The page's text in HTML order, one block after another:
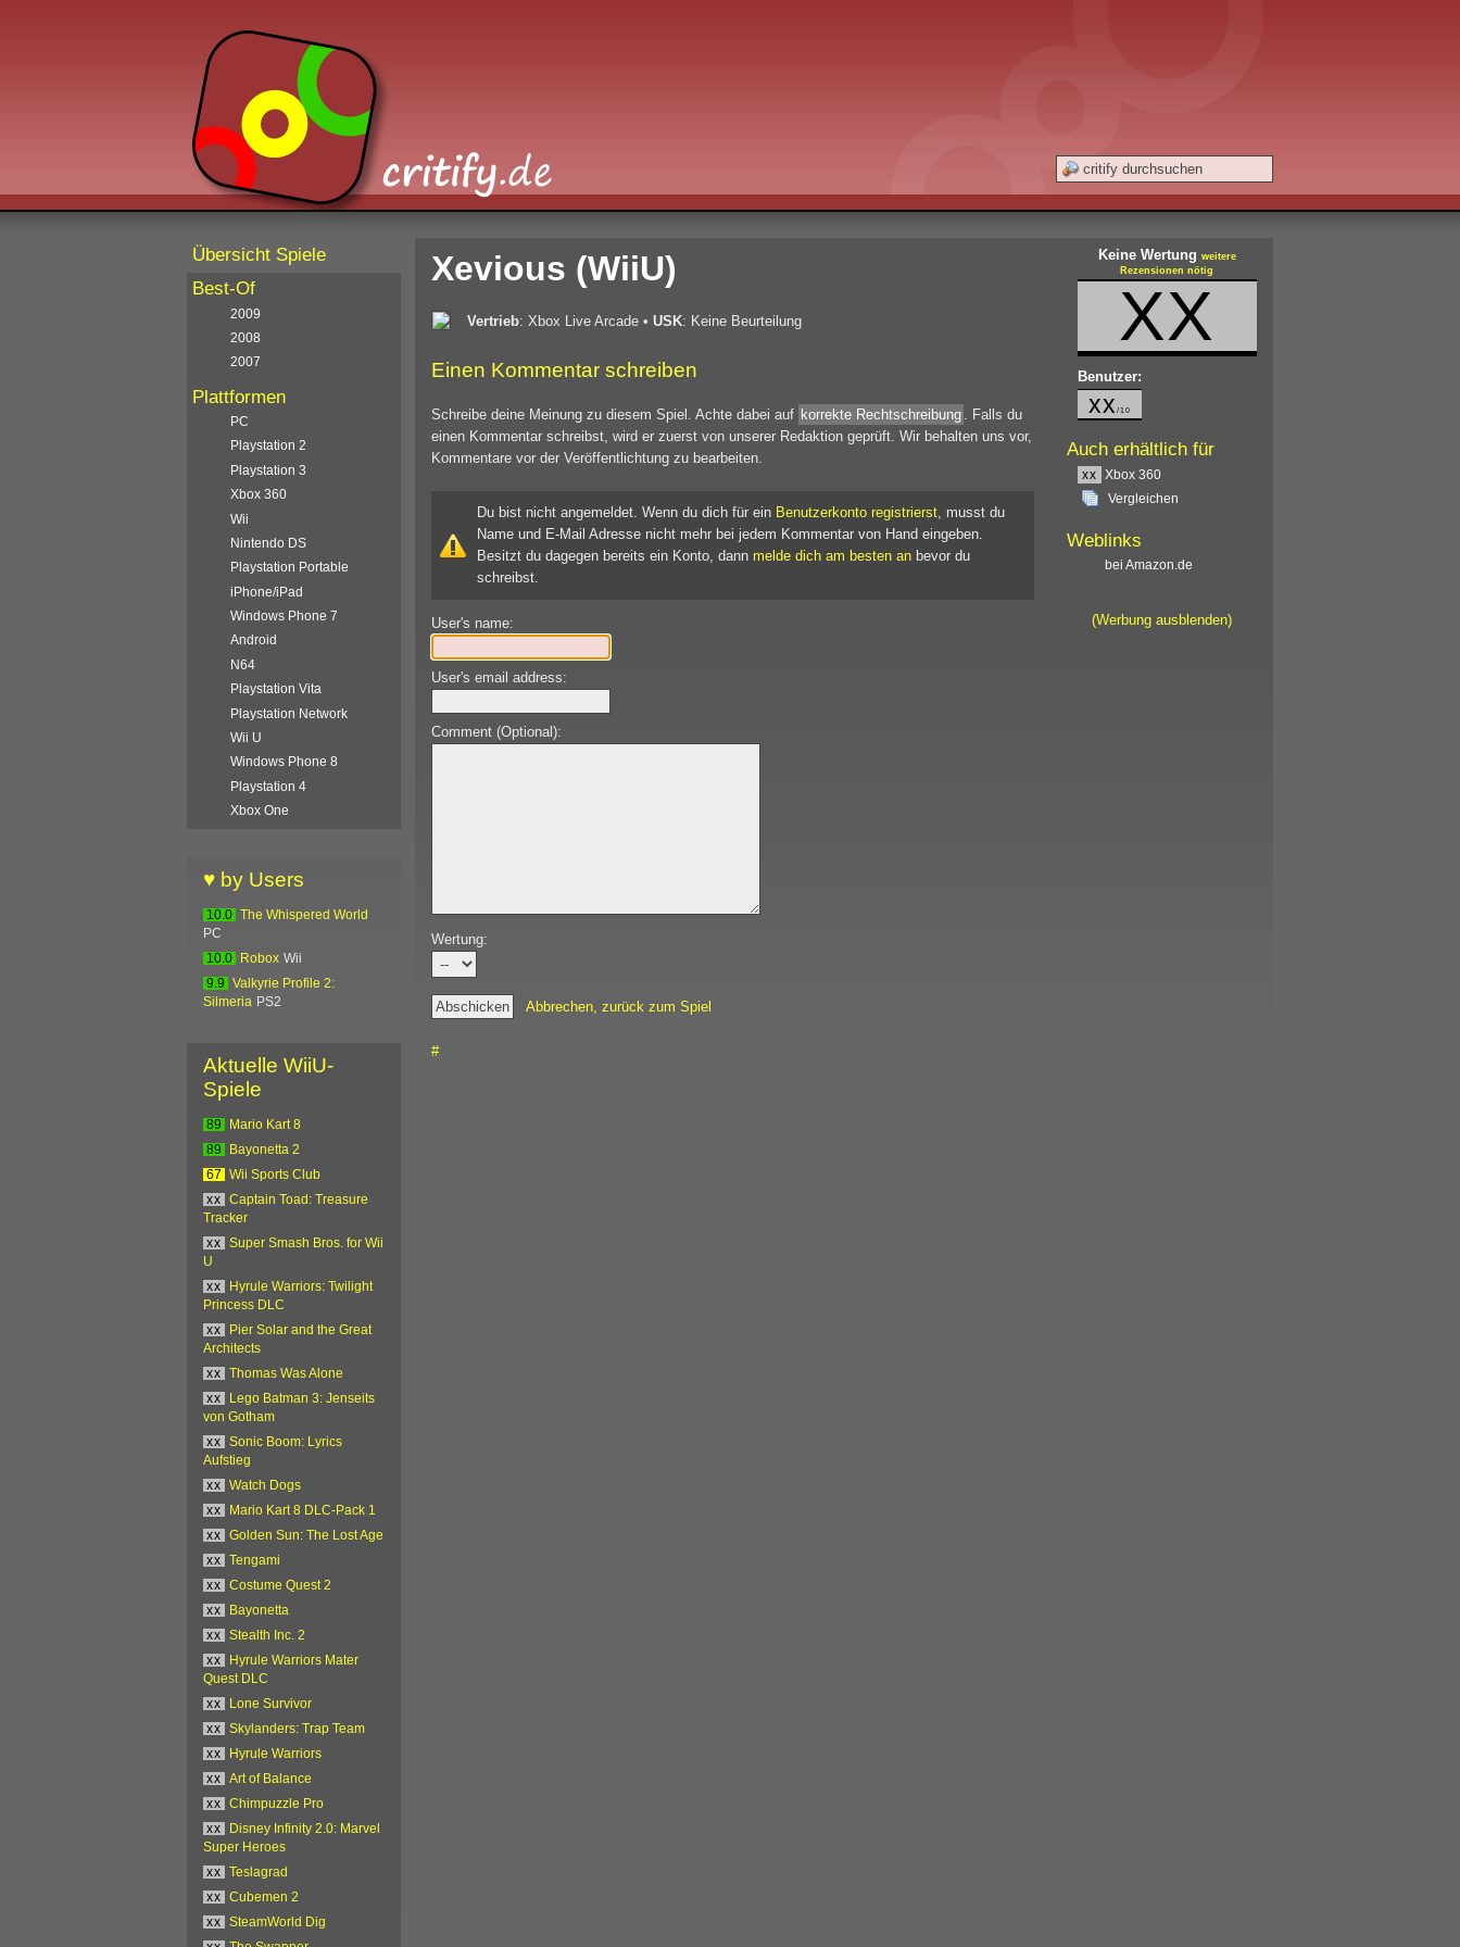
Xevious (WiiU)
Vertrieb: Xbox Live Arcade • USK: Keine Beurteilung
Einen Kommentar schreiben
Schreibe deine Meinung zu diesem Spiel. Achte dabei auf korrekte Rechtschreibung
. Falls du
einen Kommentar schreibst, wird er zuerst von unserer Redaktion geprüft. Wir behalten uns vor,
Kommentare vor der Veröffentlichtung zu bearbeiten.
Du bist nicht angemeldet. Wenn du dich für ein Benutzerkonto registrierst , musst du
Name und E-Mail Adresse nicht mehr bei jedem Kommentar von Hand eingeben.
Besitzt du dagegen bereits ein Konto, dann melde dich am besten an bevor du
schreibst.
User's name:
User's email address:
Comment (Optional):
Wertung:
Abbrechen, zurück zum Spiel
Keine Wertung weitere
Rezensionen nötig
XX
Benutzer:
xx /10
Auch erhältlich für
xx Xbox 360
Vergleichen
Weblinks
bei Amazon.de
(Werbung ausblenden)
#
Übersicht Spiele
Best-Of
2009
2008
2007
Plattformen
PC
Playstation 2
Playstation 3
Xbox 360
Wii
Nintendo DS
Playstation Portable
iPhone/iPad
Windows Phone 7
Android
N64
Playstation Vita
Playstation Network
Wii U
Windows Phone 8
Playstation 4
Xbox One
♥ by Users
10.0 The Whispered World
PC
10.0
Robox Wii
9.9
Valkyrie Profile 2:
Silmeria PS2
Aktuelle WiiU-
Spiele
89
Mario Kart 8
89
Bayonetta 2
67
Wii Sports Club
xx
Captain Toad: Treasure
Tracker
xx
Super Smash Bros. for Wii
U
xx
Hyrule Warriors: Twilight
Princess DLC
xx
Pier Solar and the Great
Architects
xx
Thomas Was Alone
xx
Lego Batman 3: Jenseits
von Gotham
xx
Sonic Boom: Lyrics
Aufstieg
xx
Watch Dogs
xx
Mario Kart 8 DLC-Pack 1
xx
Golden Sun: The Lost Age
xx
Tengami
xx
Costume Quest 2
xx
Bayonetta
xx
Stealth Inc. 2
xx
Hyrule Warriors Mater
Quest DLC
xx
Lone Survivor
xx
Skylanders: Trap Team
xx
Hyrule Warriors
xx
Art of Balance
xx
Chimpuzzle Pro
xx
Disney Infinity 2.0: Marvel
Super Heroes
xx
Teslagrad
xx
Cubemen 2
xx
SteamWorld Dig